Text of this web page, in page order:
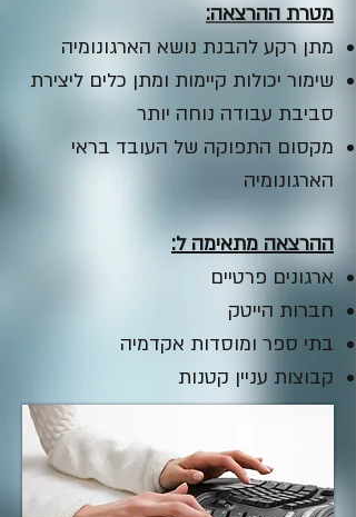
מטרת ההרצאה:
מתן רקע להבנת נושא הארגונומיה
שימור יכולות קיימות ומתן כלים ליצירת
סביבת עבודה נוחה יותר
מקסום התפוקה של העובד בראי
הארגונומיה
ההרצאה מתאימה ל:
ארגונים פרטיים
חברות הייטק
בתי ספר ומוסדות אקדמיה
קבוצות עניין קטנות